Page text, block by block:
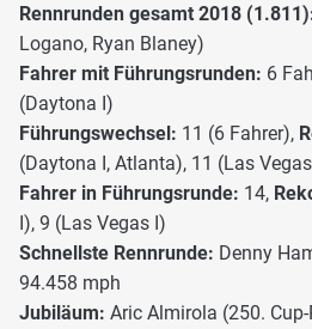
Rennrunden gesamt 2018
Logano, Ryan Blaney)
Fahrer mit Führungsrunden: 6
(Daytona I)
Führungswechsel: 11 (6 Fahrer),
(Daytona I, Atlanta), 11 (Las
Fahrer in Führungsrunde: 14,
I), 9 (Las Vegas I)
Schnellste Rennrunde: Denny
94.458 mph
Jubiläum: Aric Almirola (250. Cup-